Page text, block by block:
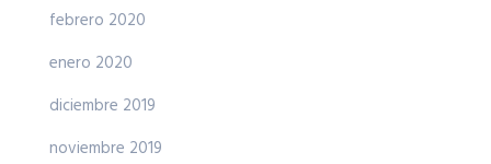
febrero 2020
enero 2020
diciembre 2019
noviembre 2019